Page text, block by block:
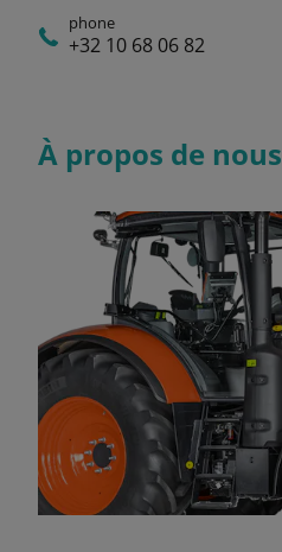
phone
+32 10 68 06 82
À propos de nous